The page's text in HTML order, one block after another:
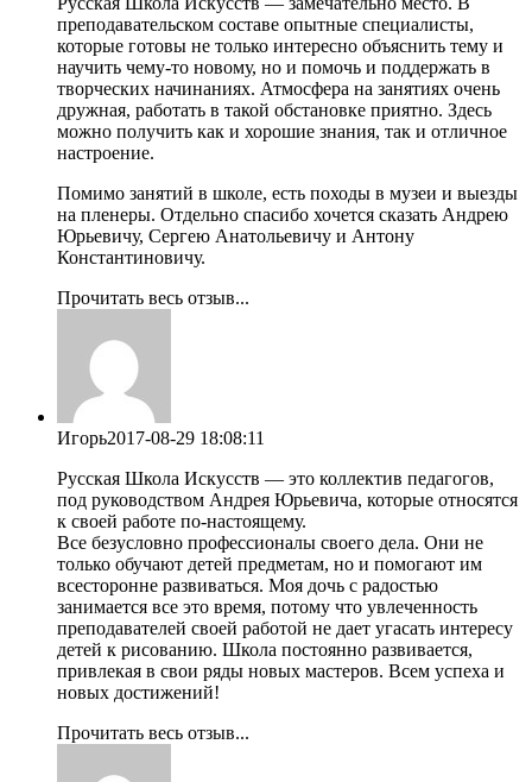
преподавательском составе опытные специалисты,
которые готовы не только интересно объяснить тему и
научить чему-то новому, но и помочь и поддержать в
творческих начинаниях. Атмосфера на занятиях очень
дружная, работать в такой обстановке приятно. Здесь
можно получить как и хорошие знания, так и отличное
настроение.
Помимо занятий в школе, есть походы в музеи и выезды
на пленеры. Отдельно спасибо хочется сказать Андрею
Юрьевичу, Сергею Анатольевичу и Антону
Константиновичу.
Прочитать весь отзыв...
Игорь2017-08-29 18:08:11
Русская Школа Искусств — это коллектив педагогов,
под руководством Андрея Юрьевича, которые относятся
к своей работе по-настоящему.
Все безусловно профессионалы своего дела. Они не
только обучают детей предметам, но и помогают им
всесторонне развиваться. Моя дочь с радостью
занимается все это время, потому что увлеченность
преподавателей своей работой не дает угасать интересу
детей к рисованию. Школа постоянно развивается,
привлекая в свои ряды новых мастеров. Всем успеха и
новых достижений!
Прочитать весь отзыв...